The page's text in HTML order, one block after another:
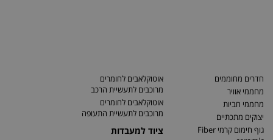
חדרים מחוממים
מחממי אוויר
מחממי חביות
יצוקים מתכתיים
גוף חימום קרמי Fiber
אוטוקלאבים לחומרים
מרוכבים לתעשיית הרכב
אוטוקלאבים לחומרים
מרוכבים לתעשיית התעופה
ציוד למעבדות